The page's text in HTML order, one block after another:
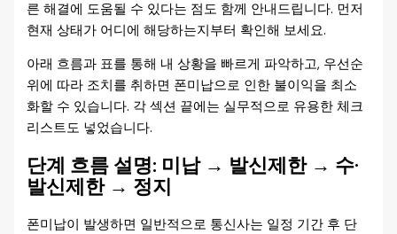
른 해결에 도움될 수 있다는 점도 함께 안내드립니다. 먼저
현재 상태가 어디에 해당하는지부터 확인해 보세요.
아래 흐름과 표를 통해 내 상황을 빠르게 파악하고, 우선순
위에 따라 조치를 취하면 폰미납으로 인한 불이익을 최소
화할 수 있습니다. 각 섹션 끝에는 실무적으로 유용한 체크
리스트도 넣었습니다.
단계 흐름 설명: 미납 → 발신제한 → 수·
발신제한 → 정지
폰미납이 발생하면 일반적으로 통신사는 일정 기간 후 단